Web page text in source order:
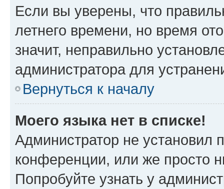
Если вы уверены, что
летнего времени, но время
значит, неправильно
администратора для
Вернуться к началу
Моего языка нет в списке!
Администратор не установил
конференции, или же просто
Попробуйте узнать у